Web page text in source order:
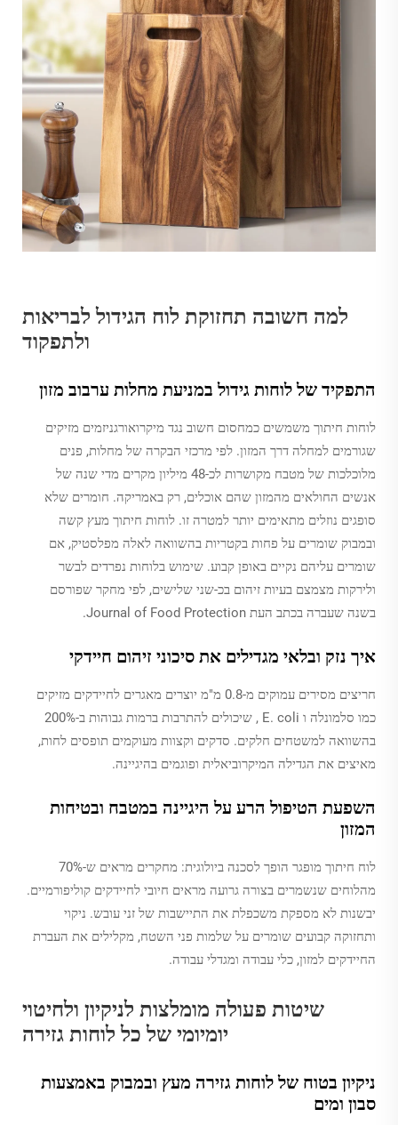
למה חשובה תחזוקת לוח הגידול לבריאות
ולתפקוד
התפקיד של לוחות גידול במניעת מחלות ערבוב מזון
לוחות חיתוך משמשים כמחסום חשוב נגד מיקרואורגניזמים מזיקים
שגורמים למחלה דרך המזון. לפי מרכזי הבקרה של מחלות, פנים
מלוכלכות של מטבח מקושרות לכ-48 מיליון מקרים מדי שנה של
אנשים החולאים מהמזון שהם אוכלים, רק באמריקה. חומרים שלא
סופגים נוזלים מתאימים יותר למטרה זו. לוחות חיתוך מעץ קשה
ובמבוק שומרים על פחות בקטריות בהשוואה לאלה מפלסטיק, אם
שומרים עליהם נקיים באופן קבוע. שימוש בלוחות נפרדים לבשר
ולירקות מצמצם בעיות זיהום בכ-שני שלישים, לפי מחקר שפורסם
בשנה שעברה בכתב העת Journal of Food Protection.
איך נזק ובלאי מגדילים את סיכוני זיהום חיידקי
חריצים מסירים עמוקים מ-0.8 מ"מ יוצרים מאגרים לחיידקים מזיקים
כמו סלמונלה ו E. coli
, שיכולים להתרבות ברמות גבוהות ב-200%
בהשוואה למשטחים חלקים. סדקים וקצוות מעוקמים תופסים לחות,
מאיצים את הגדילה המיקרוביאלית ופוגמים בהיגיינה.
השפעת הטיפול הרע על היגיינה במטבח ובטיחות
המזון
לוח חיתוך מופגר הופך לסכנה ביולוגית: מחקרים מראים ש-70%
מהלוחים שנשמרים בצורה גרועה מראים חיובי לחיידקים קוליפורמיים.
יבשנות לא מספקת משכפלת את התיישבות של זני עובש. ניקוי
ותחזוקה קבועים שומרים על שלמות פני השטח, מקלילים את העברת
החיידקים למזון, כלי עבודה ומגדלי עבודה.
שיטות פעולה מומלצות לניקיון ולחיטוי
יומיומי של כל לוחות גזירה
ניקיון בטוח של לוחות גזירה מעץ ובמבוק באמצעות
סבון ומים